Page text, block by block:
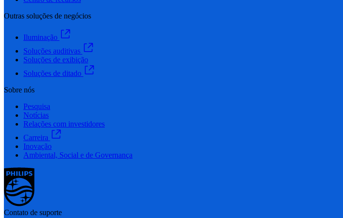
Outras soluções de negócios
Iluminação
Soluções auditivas
Soluções de exibição
Soluções de ditado
Sobre nós
Pesquisa
Notícias
Relações com investidores
Carreira
Inovação
Ambiental, Social e de Governança
Contato de suporte